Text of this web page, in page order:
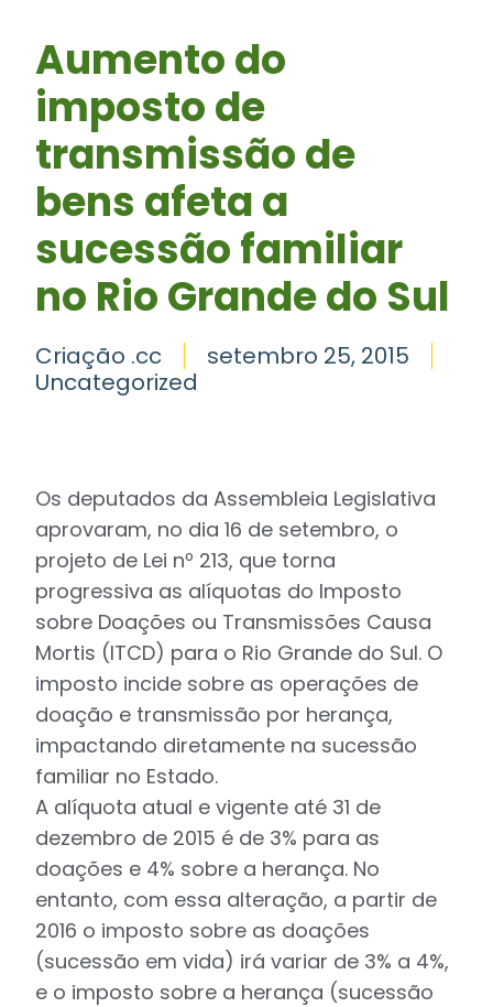
Aumento do
imposto de
transmissão de
bens afeta a
sucessão familiar
no Rio Grande do Sul
Criação .cc
setembro 25, 2015
Uncategorized
Os deputados da Assembleia Legislativa
aprovaram, no dia 16 de setembro, o
projeto de Lei nº 213, que torna
progressiva as alíquotas do Imposto
sobre Doações ou Transmissões Causa
Mortis (ITCD) para o Rio Grande do Sul. O
imposto incide sobre as operações de
doação e transmissão por herança,
impactando diretamente na sucessão
familiar no Estado.
A alíquota atual e vigente até 31 de
dezembro de 2015 é de 3% para as
doações e 4% sobre a herança. No
entanto, com essa alteração, a partir de
2016 o imposto sobre as doações
(sucessão em vida) irá variar de 3% a 4%,
e o imposto sobre a herança (sucessão